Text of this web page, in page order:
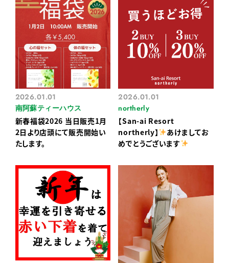
2026.01.01
南阿蘇ティーハウス
新春福袋2026 当日販売1月
2日より店頭にて販売開始い
たします。
2026.01.01
northerly
【San-ai Resort
northerly】
あけましてお
めでとうございます